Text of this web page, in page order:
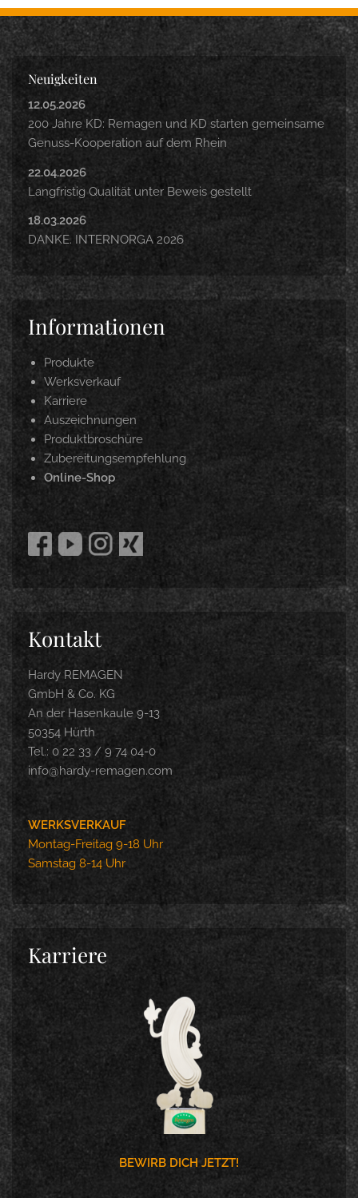
Neuigkeiten
12.05.2026
200 Jahre KD: Remagen und KD starten gemeinsame
Genuss-Kooperation auf dem Rhein
22.04.2026
Langfristig Qualität unter Beweis gestellt
18.03.2026
DANKE. INTERNORGA 2026
Informationen
Produkte
Werksverkauf
Karriere
Auszeichnungen
Produktbroschüre
Zubereitungsempfehlung
Online-Shop
Kontakt
Hardy REMAGEN
GmbH & Co. KG
An der Hasenkaule 9-13
50354 Hürth
Tel.: 0 22 33 / 9 74 04-0
info@hardy-remagen.com
WERKSVERKAUF
Montag-Freitag 9-18 Uhr
Samstag 8-14 Uhr
Karriere
BEWIRB DICH JETZT!